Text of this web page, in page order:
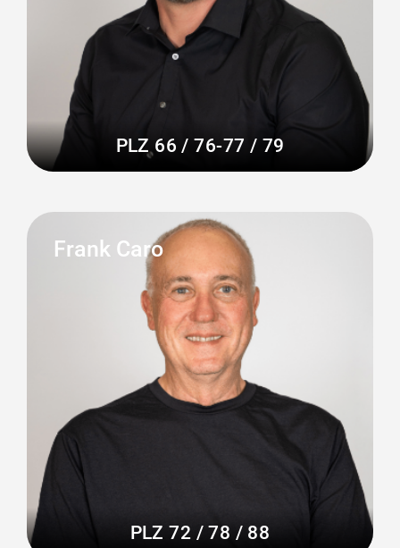
PLZ 66 / 76-77 / 79
Frank Caro
PLZ 72 / 78 / 88